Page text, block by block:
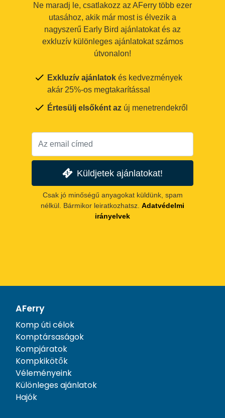
Ne maradj le, csatlakozz az AFerry több ezer
utasához, akik már most is élvezik a
nagyszerű Early Bird ajánlatokat és az
exkluzív különleges ajánlatokat számos
útvonalon!
Exkluzív ajánlatok és kedvezmények
akár 25%-os megtakarítással
Értesülj elsőként az új menetrendekről
Küldjetek ajánlatokat!
Csak jó minőségű anyagokat küldünk, spam
nélkül. Bármikor leiratkozhatsz. Adatvédelmi
irányelvek
AFerry
Komp úti célok
Komptársaságok
Kompjáratok
Kompkikötők
Véleményeink
Különleges ajánlatok
Hajók